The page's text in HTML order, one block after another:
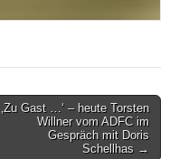
‚Zu Gast …‘ – heute Torsten
Willner vom ADFC im
Gespräch mit Doris
Schellhas →